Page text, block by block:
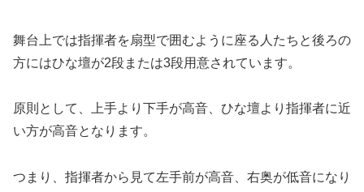
舞台上では指揮者を扇型で囲むように座る人たちと後ろの
方にはひな壇が2段または3段用意されています。
原則として、上手より下手が高音、ひな壇より指揮者に近
い方が高音となります。
つまり、指揮者から見て左手前が高音、右奥が低音になり